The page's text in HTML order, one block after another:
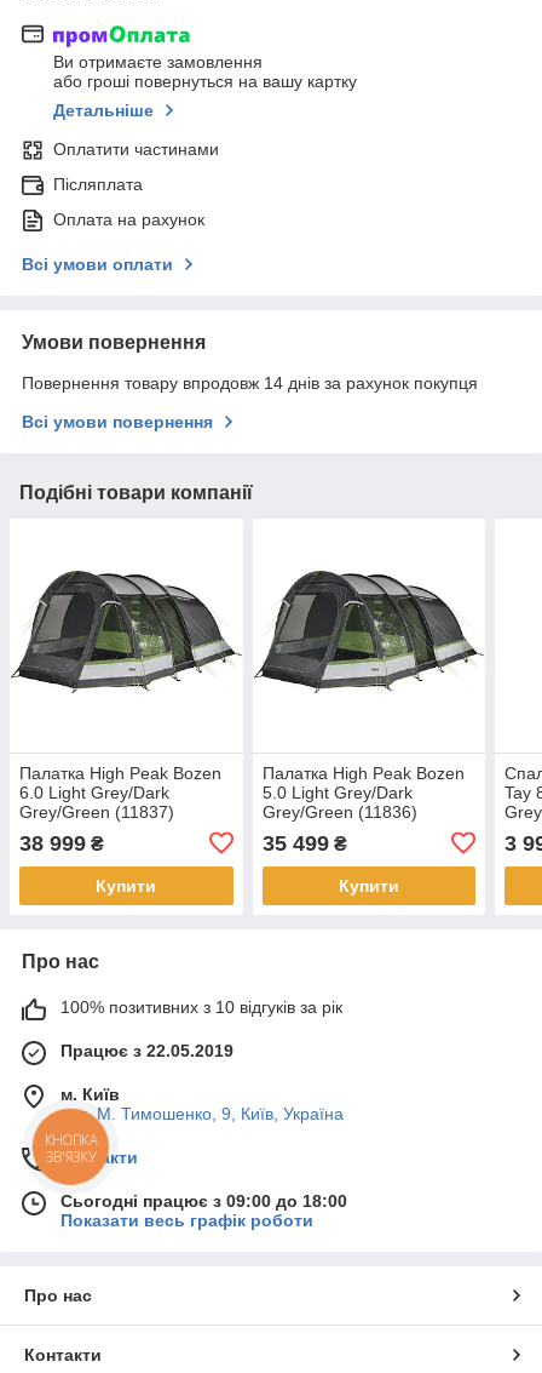
Ви отримаєте замовлення
або гроші повернуться на вашу картку
Детальніше
Оплатити частинами
Післяплата
Оплата на рахунок
Всі умови оплати
Умови повернення
Повернення товару впродовж 14 днів за рахунок покупця
Всі умови повернення
Подібні товари компанії
Палатка High Peak Bozen
6.0 Light Grey/Dark
Grey/Green (11837)
38 999 ₴
Купити
Палатка High Peak Bozen
5.0 Light Grey/Dark
Grey/Green (11836)
35 499₴
Купити
Tay
3
Про нас
100% позитивних з 10 відгуків за рік
Працює з 22.05.2019
м. Київ
вул. М. Тимошенко, 9, Київ, Україна
Контакти
Сьогодні працює з 09:00 до 18:00
Показати весь графік роботи
Про нас
Контакти
КНОПКА
ЗВ'ЯЗКУ